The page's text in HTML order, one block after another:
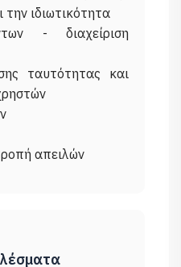
ιδιωτικότητα
- διαχείριση
ταυτότητας και